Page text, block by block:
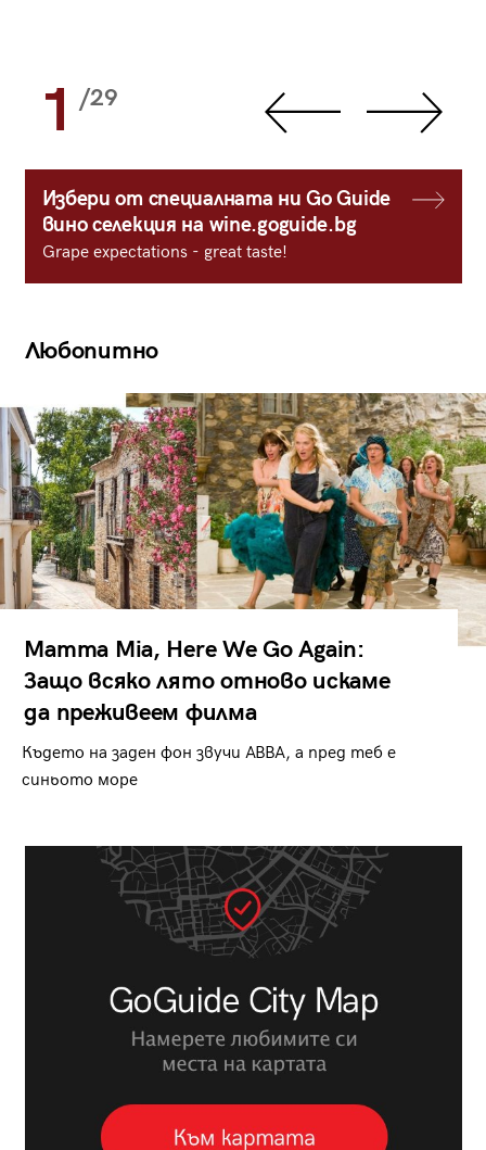
1 /29
Избери от специалната ни Go Guide
вино селекция на wine.goguide.bg
Grape expectations - great taste!
Любопитно
Mamma Mia, Here We Go Again:
Защо всяко лято отново искаме
да преживеем филма
Където на заден фон звучи ABBA, а пред теб е
синьото море